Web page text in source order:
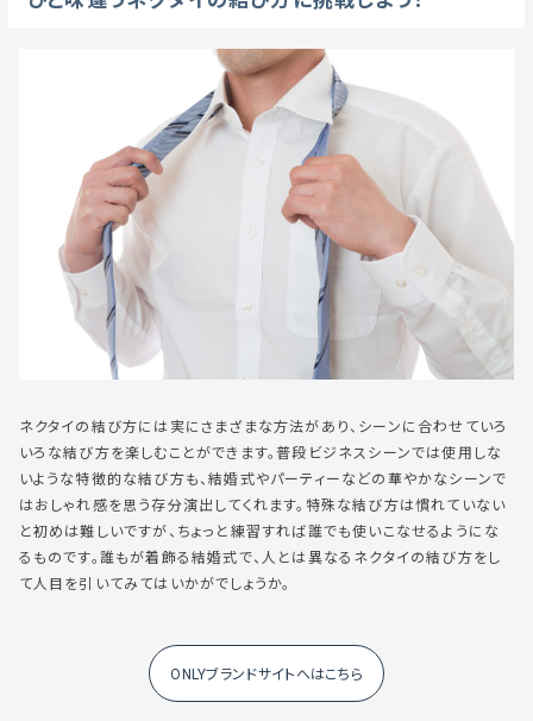
ネクタイの結び方には実にさまざまな方法があり、シーンに合わせていろ
いろな結び方を楽しむことができます。普段ビジネスシーンでは使用しな
いような特徴的な結び方も、結婚式やパーティーなどの華やかなシーンで
はおしゃれ感を思う存分演出してくれます。特殊な結び方は慣れていない
と初めは難しいですが、ちょっと練習すれば誰でも使いこなせるようにな
るものです。誰もが着飾る結婚式で、人とは異なるネクタイの結び方をし
て人目を引いてみてはいかがでしょうか。
ONLYブランドサイトへはこちら